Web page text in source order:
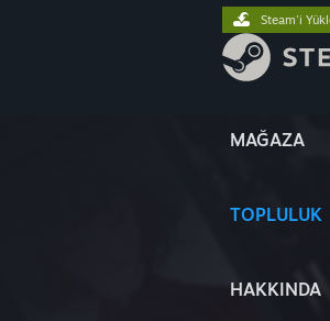
MAĞAZA
TOPLULUK
HAKKINDA
Steam'i